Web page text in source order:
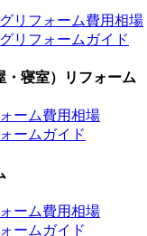
リフォーム費用相場
リフォームガイド
・寝室）リフォーム
ーム費用相場
ームガイド
ーム費用相場
ームガイド